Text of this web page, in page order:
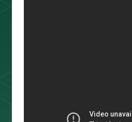
相場分析